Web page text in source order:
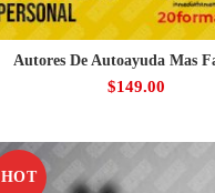
Autores De Autoayuda Mas
$149.00
HOT